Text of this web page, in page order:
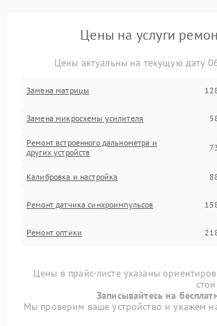
Цены на услуги
Цены актуальны на текущую дату
Замена матрицы
Замена микросхемы усилителя
Ремонт встроенного дальнометра и
других устройств
Калибровка и настройка
Ремонт датчика синхроимпульсов
Ремонт оптики
Цены в прайс-листе указаны
Записывайтесь на
Мы проверим ваше устройство и укажем